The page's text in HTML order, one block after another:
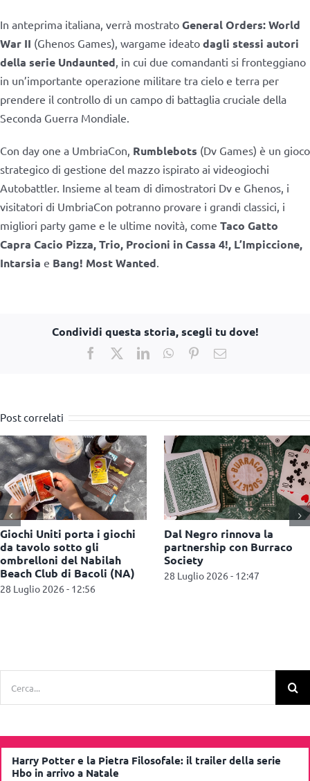
In anteprima italiana, verrà mostrato General Orders: World
War II (Ghenos Games), wargame ideato dagli stessi autori
della serie Undaunted, in cui due comandanti si fronteggiano
in un’importante operazione militare tra cielo e terra per
prendere il controllo di un campo di battaglia cruciale della
Seconda Guerra Mondiale.
Con day one a UmbriaCon, Rumblebots (Dv Games) è un gioco
strategico di gestione del mazzo ispirato ai videogiochi
Autobattler. Insieme al team di dimostratori Dv e Ghenos, i
visitatori di UmbriaCon potranno provare i grandi classici, i
migliori party game e le ultime novità, come Taco Gatto
Capra Cacio Pizza, Trio, Procioni in Cassa 4!, L’Impiccione,
Intarsia e Bang! Most Wanted.
Condividi questa storia, scegli tu dove!
Facebook
X LinkedInWhatsApp
PinterestEmail
Post correlati
Pokémon festeggia due
anniversari e conquista il
mercato del second-hand
27 Luglio 2026 - 11:47
Nasce Combo Festival:
Milano il nuovo
appuntamento
giochi da tavolo
Harry Potter e la Pietra Filosofale: il trailer della serie
Hbo in arrivo a Natale